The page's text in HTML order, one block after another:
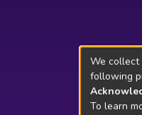
We collect
following
To learn